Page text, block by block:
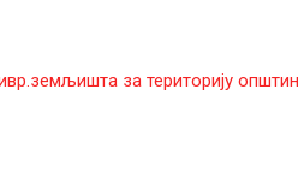
за територију